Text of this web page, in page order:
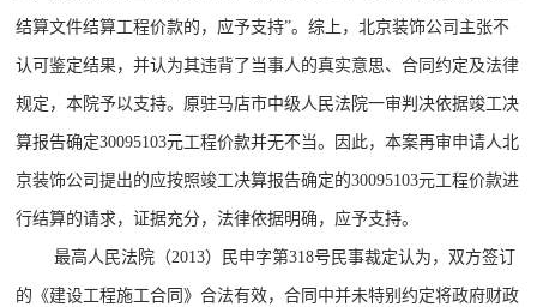
结算文件结算工程价款的，应予支持”。综上，北京装饰公司主张不
认可鉴定结果，并认为其违背了当事人的真实意思、合同约定及法律
规定，本院予以支持。原驻马店市中级人民法院一审判决依据竣工决
算报告确定30095103元工程价款并无不当。因此，本案再审申请人北
京装饰公司提出的应按照竣工决算报告确定的30095103元工程价款进
行结算的请求，证据充分，法律依据明确，应予支持。
最高人民法院（2013）民申字第318号民事裁定认为，双方签订
的《建设工程施工合同》合法有效，合同中并未特别约定将政府财政